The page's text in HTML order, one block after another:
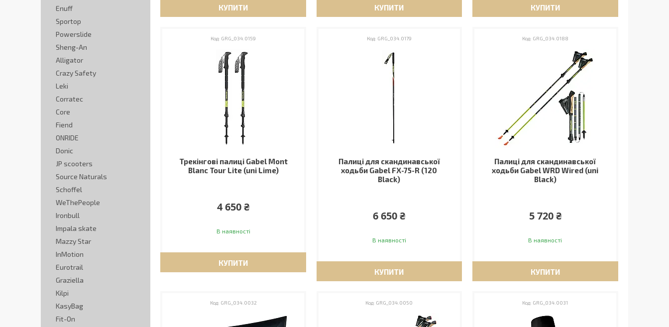
КУПИТИ КУПИТИ КУПИТИ
GRG_034.0159
Трекінгові палиці Gabel Mont
Blanc Tour Lite (uni Lime)
4 650 ₴
В наявності
КУПИТИ
GRG_034.0179
Палиці для скандинавської
ходьби Gabel FX-75-R (120
Black)
6 650 ₴
В наявності
КУПИТИ
GRG_034.0188
Палиці для скандинавської
ходьби Gabel WRD Wired (uni
Black)
5 720 ₴
В наявності
КУПИТИ
GRG_034.0032 GRG_034.0050 GRG_034.0031
Enuff
Sportop
Powerslide
Sheng-An
Alligator
Crazy Safety
Leki
Corratec
Core
Fiend
ONRIDE
Donic
JP scooters
Source Naturals
Schoffel
WeThePeople
Ironbull
Impala skate
Mazzy Star
InMotion
Eurotrail
Graziella
Kilpi
KasyBag
Fit-On